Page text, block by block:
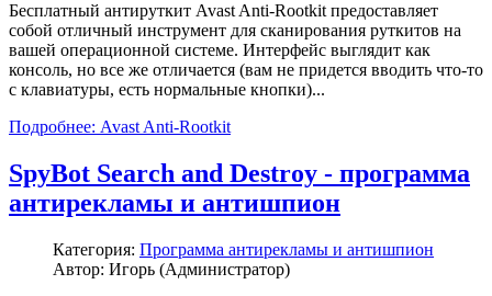
Бесплатный антируткит Avast Anti-Rootkit предоставляет
собой отличный инструмент для сканирования руткитов на
вашей операционной системе. Интерфейс выглядит как
консоль, но все же отличается (вам не придется вводить что-то
с клавиатуры, есть нормальные кнопки)...
Подробнее: Avast Anti-Rootkit
SpyBot Search and Destroy - программа
антирекламы и антишпион
Категория: Программа антирекламы и антишпион
Автор: Игорь (Администратор)